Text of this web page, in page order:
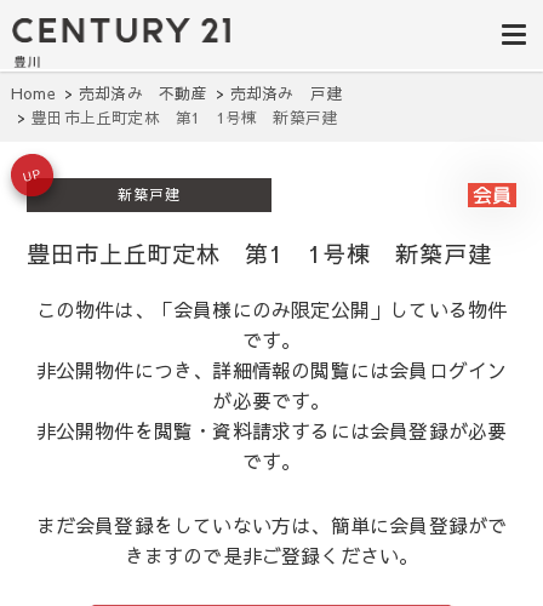
豊田市の中古
住宅・土地・
リノベ物件探
し｜センチュ
リー21豊川
建て・土地探しはセンチュリー21豊
川へ。豊田市内の最新物件情報を随
時更新中！駅近、建築条件無し、ペ
ット可、学区別など、お客様のこだ
わり条件に合わせて理想の物件を簡
Home 売却済み 不動産
売却済み 戸建
豊田市上丘町定林 第1 1号棟 新築戸建
新築戸建
豊田市上丘町定林 第1 1号棟 新築戸建
UP
この物件は、「会員様にのみ限定公開」している物件
です。
非公開物件につき、詳細情報の閲覧には会員ログイン
が必要です。
非公開物件を閲覧・資料請求するには会員登録が必要
です。
まだ会員登録をしていない方は、簡単に会員登録がで
きますので是非ご登録ください。